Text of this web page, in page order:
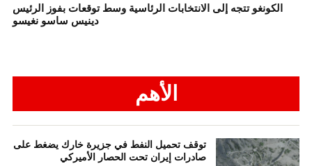
الكونغو تتجه إلى الانتخابات الرئاسية وسط توقعات بفوز الرئيس
دينيس ساسو نغيسو
الأهم
توقف تحميل النفط في جزيرة خارك يضغط على
صادرات إيران تحت الحصار الأميركي